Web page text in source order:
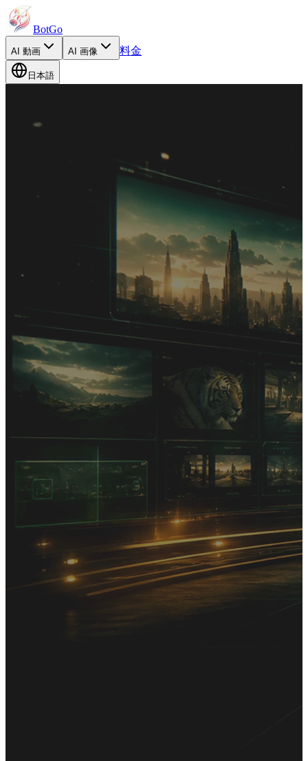
BotGo
AI 動画 AI 画像 料金
日本語